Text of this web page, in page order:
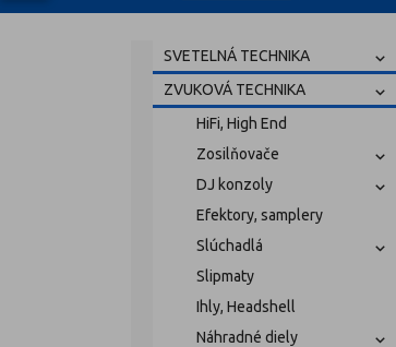
SVETELNÁ TECHNIKA
ZVUKOVÁ TECHNIKA
HiFi, High End
Zosilňovače
DJ konzoly
Efektory, samplery
Slúchadlá
Slipmaty
Ihly, Headshell
Náhradné diely